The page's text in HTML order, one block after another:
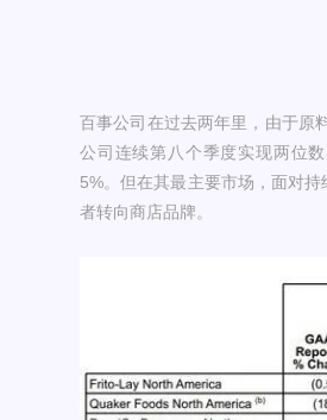
百事公司在过去两年里，由于原
公司连续第八个季度实现两位
5%。但在其最主要市场，面对
者转向商店品牌。